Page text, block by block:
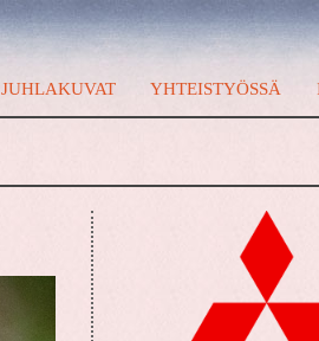
JUHLAKUVAT YHTEISTYÖSSÄ